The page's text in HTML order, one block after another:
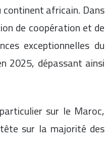
africain. Dans
de coopération et de
exceptionnelles du
2025, dépassant ainsi
sur le Maroc,
sur la majorité des